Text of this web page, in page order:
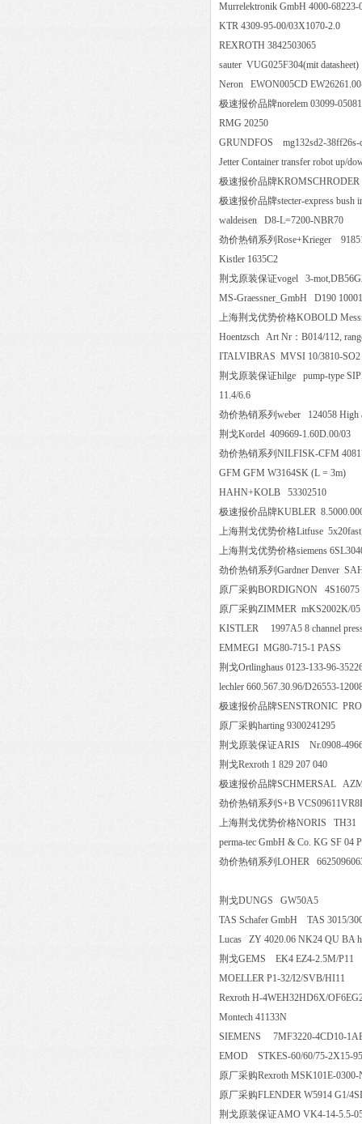
Murrelektronik GmbH 4000-
KTR 4309-95-00/03X1070-2.0
REXROTH 3842503065
sauter VUG025F304(mit
Neron EWON005CD
极速报价品牌norelem 03099-
RMG 20250
GRUNDFOS mg132sd2-
Jetter Container transfer robot
极速报价品牌
极速报价品牌stecter-express
waldeisen D8-L=7200-NBR70
劲价热销系列Rose+Krieger
Kistler 1635C2
荆戈原装保证vogel 3-
MS-Graessner_GmbH D190
上海荆戈优势价格KOBOLD
Hoentzsch Art Nr ：B014/112,
ITALVIBRAS MVSI 10/
荆戈原装保证hilge pump-type
11.4/6.6
劲价热销系列weber 124058
荆戈Kordel 409669-
劲价热销系列NILFISK-CFM
GFM GFM W3164SK (L =
HAHN+KOLB 53302510
极速报价品牌KUBLER
上海荆戈优势价格Litfuse
上海荆戈优势价格siemens
劲价热销系列Gardner Denver
原厂采购BORDIGNON
原厂采购ZIMMER
KISTLER 1997A5 8 channel
EMMEGI MG80-715-1 PASS
荆戈Ortlinghaus 0123-133-96-
lechler 660.567.30.96/D26553-
极速报价品牌SENSTRONIC
原厂采购harting 9300241295
荆戈原装保证ARIS Nr.0908-
荆戈Rexroth 1 829 207 040
极速报价品牌SCHMERSAL
劲价热销系列S+B
上海荆戈优势价格NORIS
perma-tec GmbH & Co. KG SF
劲价热销系列LOHER
荆戈DUNGS GW50A5
TAS Schafer GmbH TAS
Lucas ZY 4020.06 NK24 QU
荆戈GEMS EK4 EZ4-2.5M/
MOELLER P1-32/I2/SVB/
Rexroth H-4WEH32HD6X/
Montech 41133N
SIEMENS 7MF3220-4CD10-
EMOD STKES-60/60/75-
原厂采购Rexroth MSK101E-
原厂采购FLENDER W5914
荆戈原装保证AMO VK4-14-